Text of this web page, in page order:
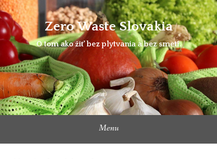
Skip
to
content
Zero Waste Slovakia
O tom ako žiť bez plytvania a bez smetí.
Menu